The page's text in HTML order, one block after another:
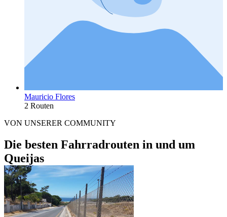
Mauricio Flores
2 Routen
VON UNSERER COMMUNITY
Die besten Fahrradrouten in und um
Queijas